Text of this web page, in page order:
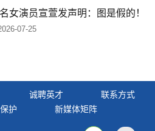
女演员宣萱发声明：图是假的！
07-25
诚聘英才
联系方式
护 新媒体矩阵